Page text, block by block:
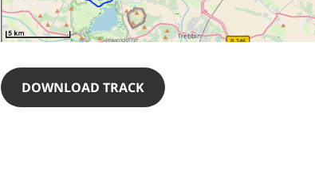
DOWNLOAD TRACK